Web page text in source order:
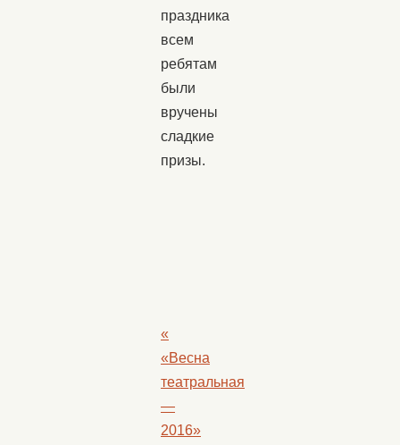
праздника
всем
ребятам
были
вручены
сладкие
призы.
«
«Весна
театральная
—
2016»